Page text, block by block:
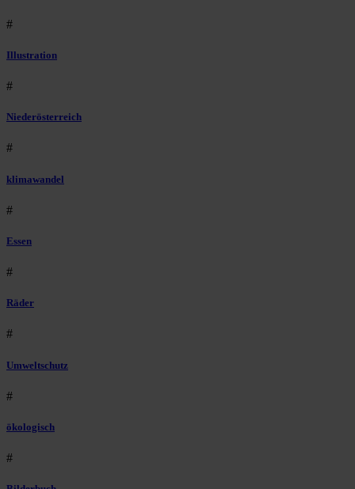
#
Illustration
#
Niederösterreich
#
klimawandel
#
Essen
#
Räder
#
Umweltschutz
#
ökologisch
#